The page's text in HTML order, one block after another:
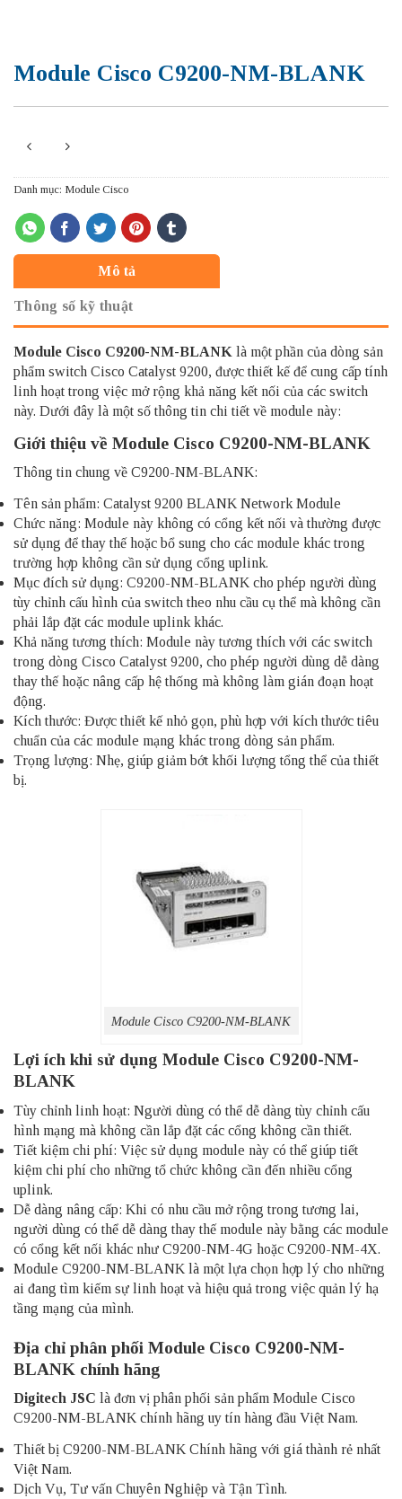
Module Cisco C9200-NM-BLANK
Danh mục: Module Cisco
Mô tả
Thông số kỹ thuật
Module Cisco C9200-NM-BLANK là một phần của dòng sản
phẩm switch Cisco Catalyst 9200, được thiết kế để cung cấp tính
linh hoạt trong việc mở rộng khả năng kết nối của các switch
này. Dưới đây là một số thông tin chi tiết về module này:
Giới thiệu về Module Cisco C9200-NM-BLANK
Thông tin chung về C9200-NM-BLANK:
Tên sản phẩm: Catalyst 9200 BLANK Network Module
Chức năng: Module này không có cổng kết nối và thường được
sử dụng để thay thế hoặc bổ sung cho các module khác trong
trường hợp không cần sử dụng cổng uplink.
Mục đích sử dụng: C9200-NM-BLANK cho phép người dùng
tùy chỉnh cấu hình của switch theo nhu cầu cụ thể mà không cần
phải lắp đặt các module uplink khác.
Khả năng tương thích: Module này tương thích với các switch
trong dòng Cisco Catalyst 9200, cho phép người dùng dễ dàng
thay thế hoặc nâng cấp hệ thống mà không làm gián đoạn hoạt
động.
Kích thước: Được thiết kế nhỏ gọn, phù hợp với kích thước tiêu
chuẩn của các module mạng khác trong dòng sản phẩm.
Trọng lượng: Nhẹ, giúp giảm bớt khối lượng tổng thể của thiết
bị.
Module Cisco C9200-NM-BLANK
Lợi ích khi sử dụng Module Cisco C9200-NM-
BLANK
Tùy chỉnh linh hoạt: Người dùng có thể dễ dàng tùy chỉnh cấu
hình mạng mà không cần lắp đặt các cổng không cần thiết.
Tiết kiệm chi phí: Việc sử dụng module này có thể giúp tiết
kiệm chi phí cho những tổ chức không cần đến nhiều cổng
uplink.
Dễ dàng nâng cấp: Khi có nhu cầu mở rộng trong tương lai,
người dùng có thể dễ dàng thay thế module này bằng các module
có cổng kết nối khác như C9200-NM-4G hoặc C9200-NM-4X.
Module C9200-NM-BLANK là một lựa chọn hợp lý cho những
ai đang tìm kiếm sự linh hoạt và hiệu quả trong việc quản lý hạ
tầng mạng của mình.
Địa chỉ phân phối Module Cisco C9200-NM-
BLANK chính hãng
Digitech JSC là đơn vị phân phối sản phẩm Module Cisco
C9200-NM-BLANK chính hãng uy tín hàng đầu Việt Nam.
Thiết bị C9200-NM-BLANK Chính hãng với giá thành rẻ nhất
Việt Nam.
Dịch Vụ, Tư vấn Chuyên Nghiệp và Tận Tình.